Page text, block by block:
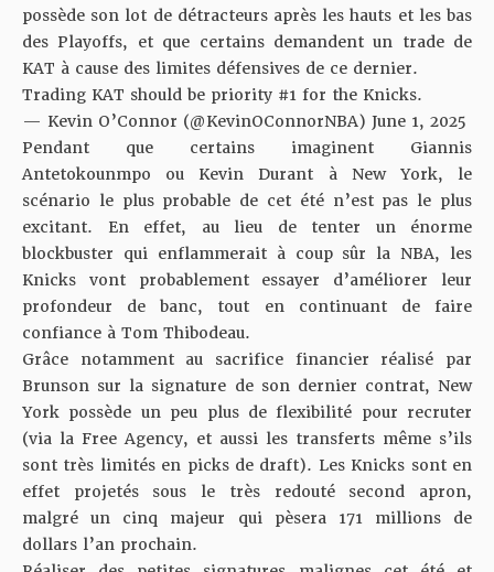
possède son lot de détracteurs après les hauts et les bas
des Playoffs, et que certains demandent un trade de
KAT à cause des limites défensives de ce dernier.
Trading KAT should be priority #1 for the Knicks.
— Kevin O’Connor (@KevinOConnorNBA) June 1, 2025
Pendant que certains imaginent Giannis
Antetokounmpo ou Kevin Durant à New York, le
scénario le plus probable de cet été n’est pas le plus
excitant. En effet, au lieu de tenter un énorme
blockbuster qui enflammerait à coup sûr la NBA, les
Knicks vont probablement essayer d’améliorer leur
profondeur de banc, tout en continuant de faire
confiance à Tom Thibodeau.
Grâce notamment au sacrifice financier réalisé par
Brunson sur la signature de son dernier contrat, New
York possède un peu plus de flexibilité pour recruter
(via la Free Agency, et aussi les transferts même s’ils
sont très limités en picks de draft). Les Knicks sont en
effet projetés sous le très redouté second apron,
malgré un cinq majeur qui pèsera 171 millions de
dollars l’an prochain.